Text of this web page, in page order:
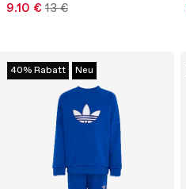
9.10 € 13 €
40% Rabatt Neu